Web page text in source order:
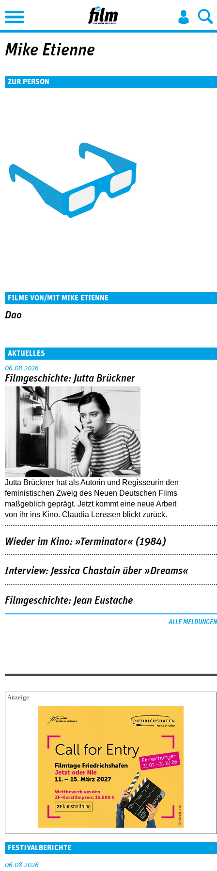
Jump to Navigation
Mike Etienne
ZUR PERSON
FILME VON/MIT MIKE ETIENNE
Dao
AKTUELLES
06.08.2026
Filmgeschichte: Jutta Brückner
Jutta Brückner hat als Autorin und Regisseurin den
feministischen Zweig des Neuen Deutschen Films
maßgeblich geprägt. Jetzt kommt eine neue Arbeit
von ihr ins Kino. Claudia Lenssen blickt zurück.
Wieder im Kino: »Terminator« (1984)
Interview: Jessica Chastain über »Dreams«
Filmgeschichte: Jean Eustache
ALLE MELDUNGEN
FESTIVALBERICHTE
06.08.2026